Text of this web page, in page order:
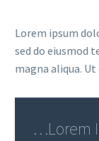
Lorem ipsum
sed do eiusmod
magna aliqua. Ut
…Lorem